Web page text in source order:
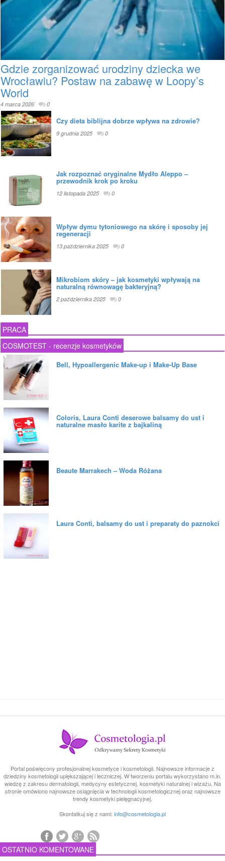
Gdzie zorganizować urodziny dziecka we
Wrocławiu? Postaw na zabawę w Loopy’s
World
4 marca 2026 0
Czy dieta biblijna dobrze wpływa na zdrowie?
9 grudnia 2025 0
Jak rozpoznać oryginalne Mydło Aleppo –
przewodnik krok po kroku
12 listopada 2025 0
Wpływ dymu tytoniowego na skórę i sposoby jej
regeneracji
13 października 2025 0
Mikrobiom skóry – jak kosmetyki wpływają na
naturalną równowagę bakteryjną?
2 października 2025 0
PRACA
COSMOTEST - recenzje kosmetyków
Bell, Hypoallergenic Make-up i Make-Up Base
Coloris, Laura Conti deserowe balsamy do ust i
naturalne masło karite z bajkaliną
Beaute Marrakech – Woda Różana
Laura Conti, balsamy do ust i preparaty do paznokci
Portal poświęcony profesjonalnej kosmetyce i kosmetologii. Najnowsze informacje z
dziedziny kosmetologii upiększającej i leczniczej. W tworzeniu portalu wykorzystano m.in.
wiedzę z zakresu dermatologii, medycyny estetycznej, kosmetyki naturalnej i wizażu. Na
stronie omówiono najnowsze osiągnięcia w technologii kosmetologicznej oraz najnowsze
trendy kosmetyki pielęgnacyjnej.
Skontatkuj się z nami: info@cosmetologia.pl
OSTATNIO KOMENTOWANE